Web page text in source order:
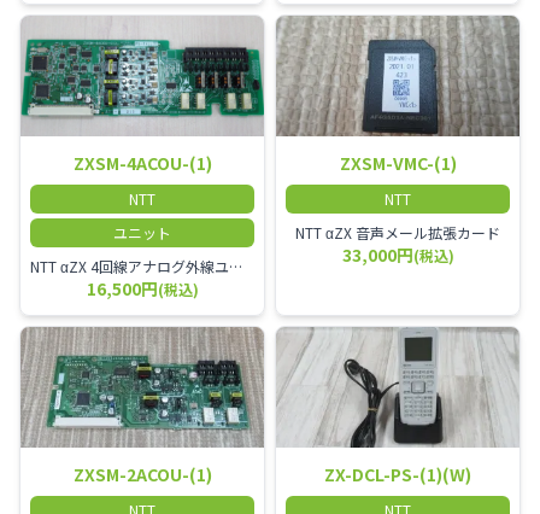
ZXSM-4ACOU-(1)
NTT
ユニット
NTT αZX 4回線アナログ外線ユニット アナログ4ch収容ユニット
16,500円(税込)
ZXSM-VMC-(1)
NTT
NTT αZX 音声メール拡張カード
33,000円(税込)
ZXSM-2ACOU-(1)
NTT
ZX-DCL-PS-(1)(W)
NTT